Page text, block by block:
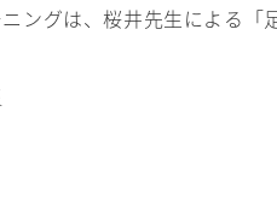
ングは、桜井先生による